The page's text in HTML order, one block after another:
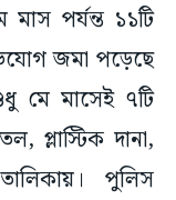
পর্যন্ত ১১টি
জমা পড়েছে
মে মাসেই ৭টি
প্লাস্টিক দানা,
পুলিস